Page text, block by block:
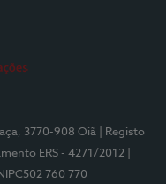
3770-908 Oiã
| Registo
ERS - 4271/2012
760 770